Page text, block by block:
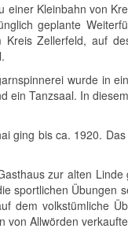
einer Kleinbahn von
geplante
Zellerfeld, auf
wurde in
ein Tanzsaal. In
ging bis ca. 1920.
zur alten
sportlichen
dem volkstümliche
von Allwörden